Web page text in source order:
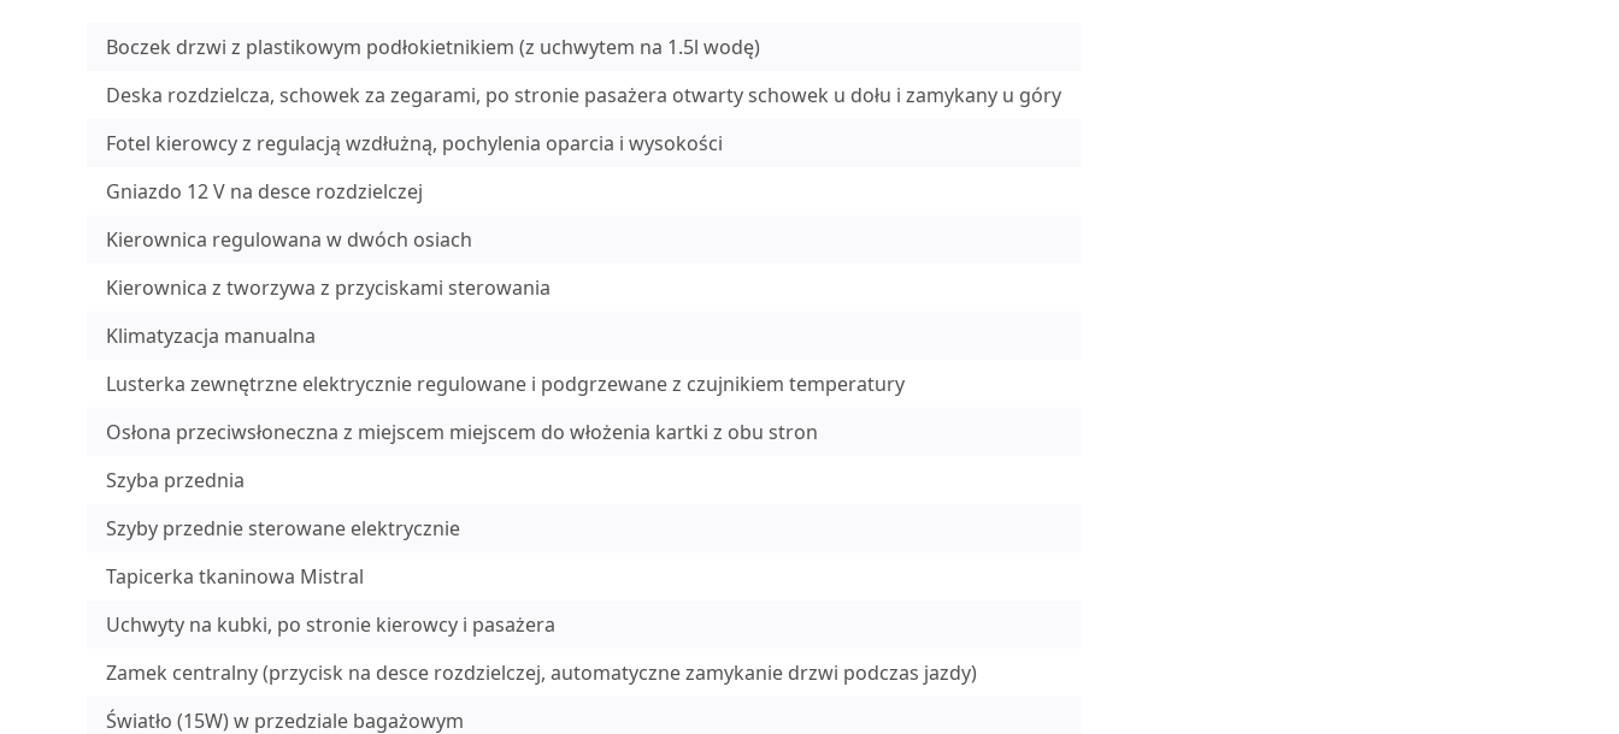
Boczek drzwi z plastikowym podłokietnikiem (z uchwytem na 1.5l wodę)
Deska rozdzielcza, schowek za zegarami, po stronie pasażera otwarty schowek u dołu i zamykany u góry
Fotel kierowcy z regulacją wzdłużną, pochylenia oparcia i wysokości
Gniazdo 12 V na desce rozdzielczej
Kierownica regulowana w dwóch osiach
Kierownica z tworzywa z przyciskami sterowania
Klimatyzacja manualna
Lusterka zewnętrzne elektrycznie regulowane i podgrzewane z czujnikiem temperatury
Osłona przeciwsłoneczna z miejscem miejscem do włożenia kartki z obu stron
Szyba przednia
Szyby przednie sterowane elektrycznie
Tapicerka tkaninowa Mistral
Uchwyty na kubki, po stronie kierowcy i pasażera
Zamek centralny (przycisk na desce rozdzielczej, automatyczne zamykanie drzwi podczas jazdy)
Światło (15W) w przedziale bagażowym